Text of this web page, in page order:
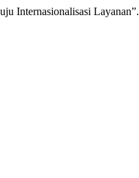
Internasionalisasi Layanan”.